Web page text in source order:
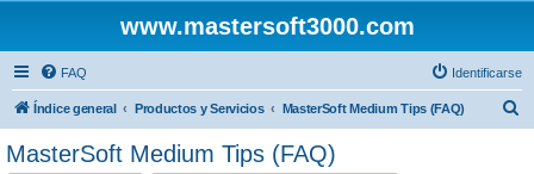
www.mastersoft3000.com
FAQ Identificarse
Índice general Productos y Servicios MasterSoft Medium Tips (FAQ)
MasterSoft Medium Tips (FAQ)